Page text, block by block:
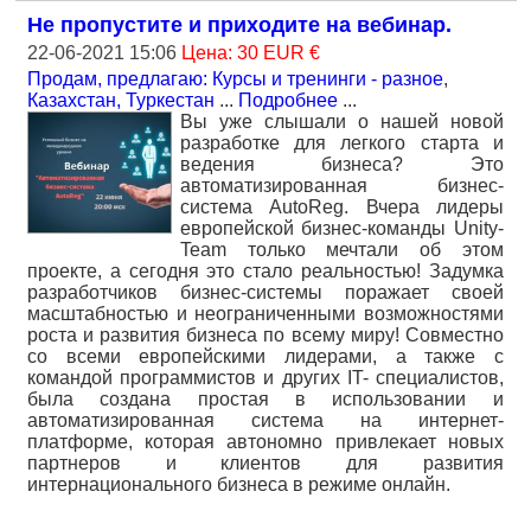
Не пропустите и приходите на вебинар.
22-06-2021 15:06 Цена: 30 EUR €
Продам, предлагаю: Курсы и тренинги - разное,
Казахстан, Туркестан ... Подробнее ...
Вы уже слышали о нашей новой
разработке для легкого старта и
ведения бизнеса? Это
автоматизированная бизнес-
система AutoReg. Вчера лидеры
европейской бизнес-команды Unity-
Team только мечтали об этом
проекте, а сегодня это стало реальностью! Задумка
разработчиков бизнес-системы поражает своей
масштабностью и неограниченными возможностями
роста и развития бизнеса по всему миру! Совместно
со всеми европейскими лидерами, а также с
командой программистов и других IT- специалистов,
была создана простая в использовании и
автоматизированная система на интернет-
платформе, которая автономно привлекает новых
партнеров и клиентов для развития
интернационального бизнеса в режиме онлайн.